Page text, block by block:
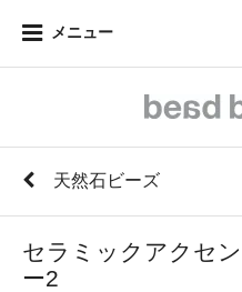
メニュー
天然石ビーズ
セラミックアクセ
ー2